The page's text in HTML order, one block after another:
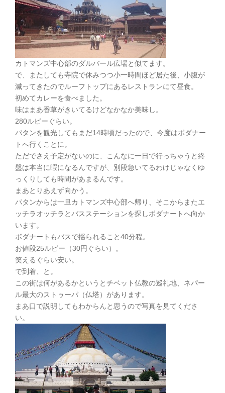
カトマンズ中心部のダルバール広場と似てます。
で、またしても寺院で休みつつ小一時間ほど居た後、小腹が
減ってきたのでルーフトップにあるレストランにて昼食。
初めてカレーを食べました。
味はまあ香草がきいてるけどなかなか美味し。
280ルピーぐらい。
パタンを観光してもまだ14時頃だったので、今度はボダナー
トへ行くことに。
ただでさえ予定がないのに、こんなに一日で行っちゃうと終
盤は本当に暇になるんですが、別段急いてるわけじゃなくゆ
っくりしても時間があまるんです。
まあとりあえず向かう。
パタンからは一旦カトマンズ中心部へ帰り、そこからまたエ
ッチラオッチラとバスステーションを探しボダナートへ向か
います。
ボダナートもバスで揺られること40分程。
お値段25ルピー（30円ぐらい）。
笑えるぐらい安い。
で到着、と。
この街は何があるかというとチベット仏教の巡礼地、ネパー
ル最大のストゥーパ（仏塔）があります。
まあ口で説明してもわからんと思うので写真を見てくださ
い。